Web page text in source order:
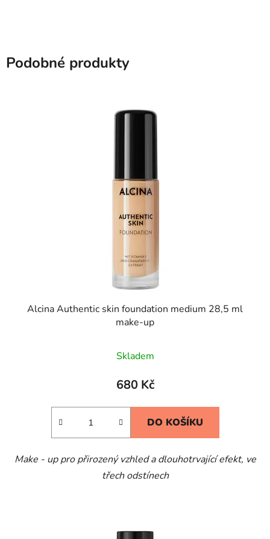
Podobné produkty
Alcina Authentic skin foundation medium 28,5 ml
make-up
Skladem
680 Kč
DO KOŠÍKU
Make - up pro přirozený vzhled a dlouhotrvající efekt, ve
třech odstínech